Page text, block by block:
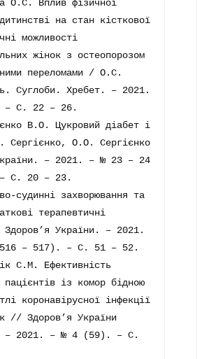
на стан кісткової
можливості
жінок з остеопорозом
переломами / О.С.
Суглоби. Хребет. – 2021.
С. 22 – 26.
Сергієнко, О.О. Сергієнко
– 2021. – № 23 – 24
С. 20 – 23.
терапевтичні
України. – 2021.
– 517). – С. 51 – 52.
пацієнтів із комор бідною
коронавірусної інфекції
// Здоров’я України
– 2021. – № 4 (59). – С.